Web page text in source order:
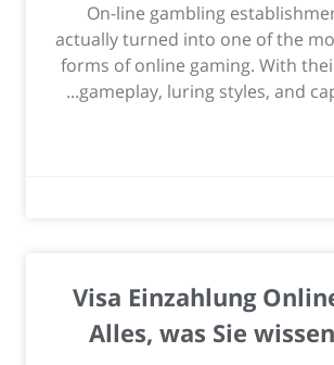
On-line gambling
actually turned into one of the
forms of online gaming. With
gameplay, luring styles, and
Visa Einzahlung
Alles, was Sie